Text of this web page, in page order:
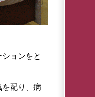
ョンをと
を配り、病